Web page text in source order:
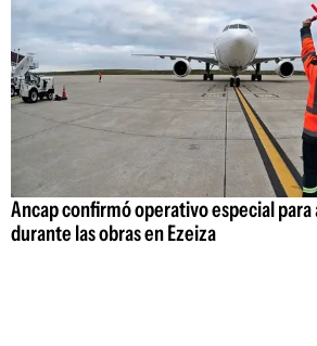
Ancap confirmó operativo especial
durante las obras en Ezeiza